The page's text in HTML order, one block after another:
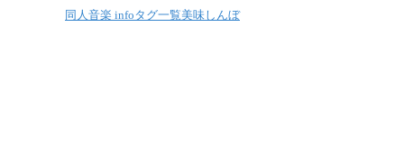
同人音楽 infoタグ一覧美味しんぼ